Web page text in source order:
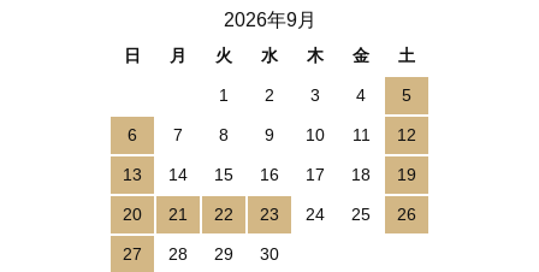
2026年9月
日 月 火 水 木 金 土
1 2 3 4 5
6 7 8 9 10 11 12
13 14 15 16 17 18 19
20 21 22 23 24 25 26
27 28 29 30